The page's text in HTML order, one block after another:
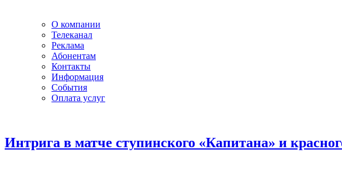
О компании
Телеканал
Реклама
Абонентам
Контакты
Информация
Cобытия
Оплата услуг
Интрига в матче ступинского «Капитана» и